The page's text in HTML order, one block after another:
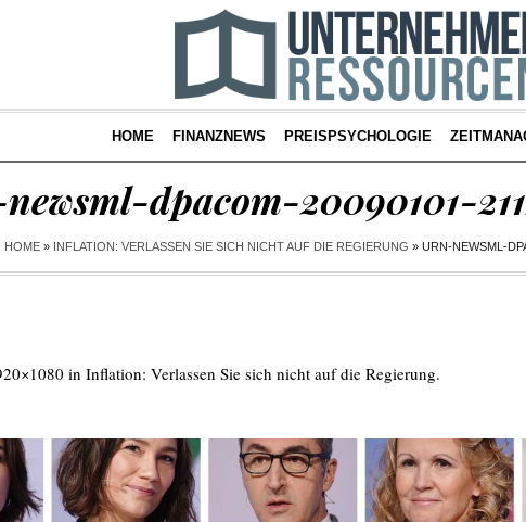
HOME FINANZNEWS PREISPSYCHOLOGIE
dpacom-20090101-
HOME » INFLATION: VERLASSEN SIE SICH NICHT AUF DIE REGIERUNG » URN-NEWSML-
in Inflation: Verlassen Sie sich nicht auf die Regierung.